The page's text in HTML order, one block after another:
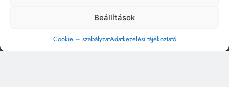
Beállítások
Cookie – szabályzatAdatkezelési tájékoztató